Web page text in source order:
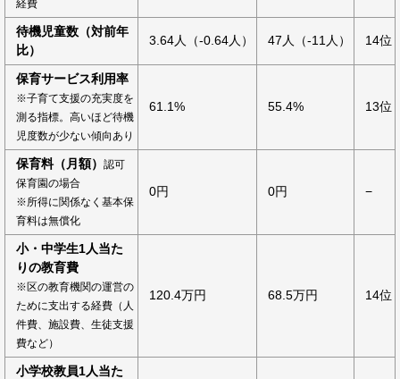
経費
待機児童数（対前年
比）
3.64人（-0.64人） 47人（-11人） 14位
保育サービス利用率
※子育て支援の充実度を
測る指標。高いほど待機
児度数が少ない傾向あり
61.1% 55.4% 13位
保育料（月額）
認可
保育園の場合
※所得に関係なく基本保
育料は無償化
0円 0円 −
小・中学生1人当た
りの教育費
※区の教育機関の運営の
ために支出する経費（人
件費、施設費、生徒支援
費など）
120.4万円 68.5万円 14位
小学校教員1人当た